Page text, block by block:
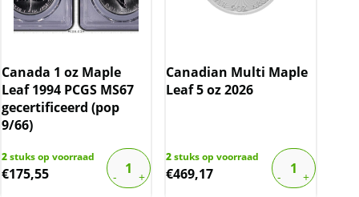
Canada 1 oz Maple
Leaf 1994 PCGS MS67
gecertificeerd (pop
9/66)
2stuks op voorraad
€175,55
Canadian Multi Maple
Leaf 5 oz 2026
2stuks op voorraad
€469,17